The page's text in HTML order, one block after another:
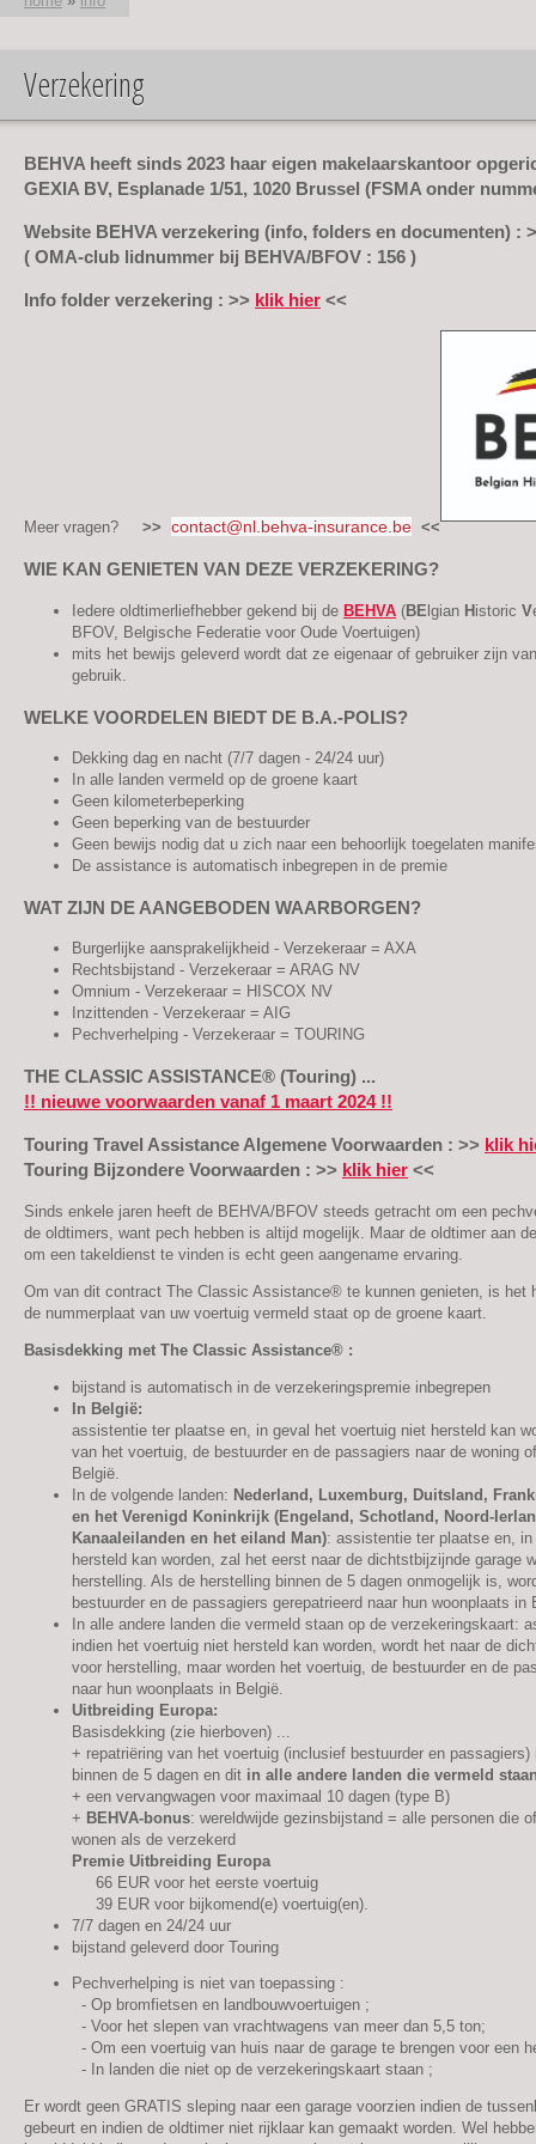
U bent hier
Verzekering
BEHVA heeft sinds 2023 haar eigen makelaarskantoor
GEXIA BV, Esplanade 1/51, 1020 Brussel (FSMA onder
Website BEHVA verzekering (info, folders en documenten) :
( OMA-club lidnummer bij BEHVA/BFOV : 156 )
Info folder verzekering : >> klik hier <<
Meer vragen? >> contact@nl.behva-insurance.be <<
WIE KAN GENIETEN VAN DEZE VERZEKERING?
Iedere oldtimerliefhebber gekend bij de BEHVA (BElgian Historic V
BFOV, Belgische Federatie voor Oude Voertuigen)
mits het bewijs geleverd wordt dat ze eigenaar of gebruiker zijn
gebruik.
WELKE VOORDELEN BIEDT DE B.A.-POLIS?
Dekking dag en nacht (7/7 dagen - 24/24 uur)
In alle landen vermeld op de groene kaart
Geen kilometerbeperking
Geen beperking van de bestuurder
Geen bewijs nodig dat u zich naar een behoorlijk toegelaten
De assistance is automatisch inbegrepen in de premie
WAT ZIJN DE AANGEBODEN WAARBORGEN?
Burgerlijke aansprakelijkheid - Verzekeraar = AXA
Rechtsbijstand - Verzekeraar = ARAG NV
Omnium - Verzekeraar = HISCOX NV
Inzittenden - Verzekeraar = AIG
Pechverhelping - Verzekeraar = TOURING
THE CLASSIC ASSISTANCE® (Touring) ...
!! nieuwe voorwaarden vanaf 1 maart 2024 !!
Touring Travel Assistance Algemene Voorwaarden : >> klik
Touring Bijzondere Voorwaarden : >> klik hier <<
Sinds enkele jaren heeft de BEHVA/BFOV steeds getracht om een
de oldtimers, want pech hebben is altijd mogelijk. Maar de oldtimer aan
om een takeldienst te vinden is echt geen aangename ervaring.
Om van dit contract The Classic Assistance® te kunnen genieten, is het
de nummerplaat van uw voertuig vermeld staat op de groene kaart.
Basisdekking met The Classic Assistance® :
bijstand is automatisch in de verzekeringspremie inbegrepen
In België:
assistentie ter plaatse en, in geval het voertuig niet hersteld kan
van het voertuig, de bestuurder en de passagiers naar de woning
België.
In de volgende landen: Nederland, Luxemburg, Duitsland,
en het Verenigd Koninkrijk (Engeland, Schotland, Noord-
Kanaaleilanden en het eiland Man): assistentie ter plaatse en,
hersteld kan worden, zal het eerst naar de dichtstbijzijnde garage
herstelling. Als de herstelling binnen de 5 dagen onmogelijk is,
bestuurder en de passagiers gerepatrieerd naar hun woonplaats in
In alle andere landen die vermeld staan op de verzekeringskaart:
indien het voertuig niet hersteld kan worden, wordt het naar de
voor herstelling, maar worden het voertuig, de bestuurder en de
naar hun woonplaats in België.
Uitbreiding Europa:
Basisdekking (zie hierboven) ...
+ repatriëring van het voertuig (inclusief bestuurder en
binnen de 5 dagen en dit in alle andere landen die vermeld
+ een vervangwagen voor maximaal 10 dagen (type B)
+ BEHVA-bonus: wereldwijde gezinsbijstand = alle personen die
wonen als de verzekerd
Premie Uitbreiding Europa
66 EUR voor het eerste voertuig
39 EUR voor bijkomend(e) voertuig(en).
7/7 dagen en 24/24 uur
bijstand geleverd door Touring
Pechverhelping is niet van toepassing :
- Op bromfietsen en landbouwvoertuigen ;
- Voor het slepen van vrachtwagens van meer dan 5,5 ton;
- Om een voertuig van huis naar de garage te brengen voor een
- In landen die niet op de verzekeringskaart staan ;
Er wordt geen GRATIS sleping naar een garage voorzien indien de
gebeurt en indien de oldtimer niet rijklaar kan gemaakt worden. Wel